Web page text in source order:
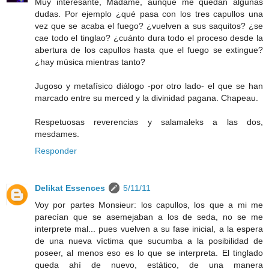
dudas. Por ejemplo ¿qué pasa con los tres capullos una
vez que se acaba el fuego? ¿vuelven a sus saquitos? ¿se
cae todo el tinglao? ¿cuánto dura todo el proceso desde la
abertura de los capullos hasta que el fuego se extingue?
¿hay música mientras tanto?
Jugoso y metafísico diálogo -por otro lado- el que se han
marcado entre su merced y la divinidad pagana. Chapeau.
Respetuosas reverencias y salamaleks a las dos,
mesdames.
Responder
Delikat Essences
5/11/11
Voy por partes Monsieur: los capullos, los que a mi me
parecían que se asemejaban a los de seda, no se me
interprete mal... pues vuelven a su fase inicial, a la espera
de una nueva víctima que sucumba a la posibilidad de
poseer, al menos eso es lo que se interpreta. El tinglado
queda ahí de nuevo, estático, de una manera